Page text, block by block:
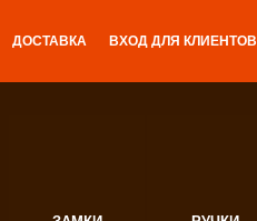
ДОСТАВКА ВХОД ДЛЯ КЛИЕНТОВ